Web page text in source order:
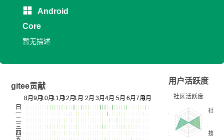
Android
Core
暂无描述
gitee贡献
用户活跃度